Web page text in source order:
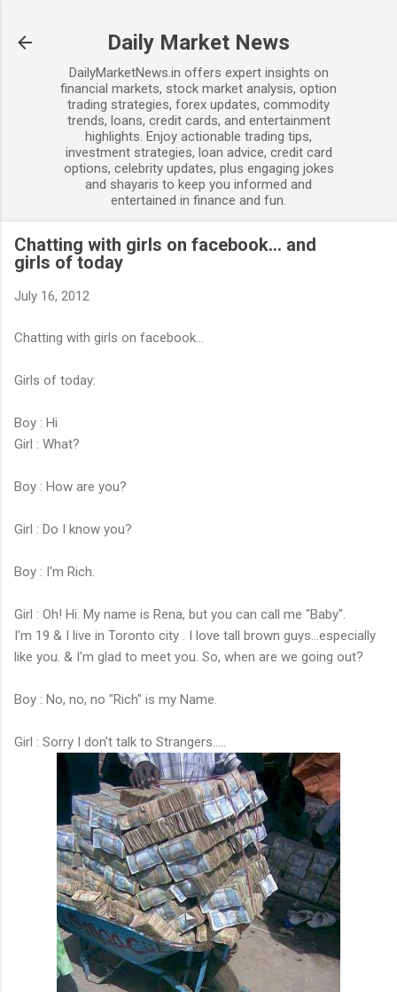
Daily Market News
DailyMarketNews.in offers expert insights on
financial markets, stock market analysis, option
trading strategies, forex updates, commodity
trends, loans, credit cards, and entertainment
highlights. Enjoy actionable trading tips,
investment strategies, loan advice, credit card
options, celebrity updates, plus engaging jokes
and shayaris to keep you informed and
entertained in finance and fun.
Chatting with girls on facebook... and
girls of today
July 16, 2012
Chatting with girls on facebook...
Girls of today:
Boy : Hi
Girl : What?
Boy : How are you?
Girl : Do I know you?
Boy : I'm Rich.
Girl : Oh! Hi. My name is Rena, but you can call me "Baby".
I'm 19 & I live in Toronto city . I love tall brown guys...especially
like you. & I'm glad to meet you. So, when are we going out?
Boy : No, no, no "Rich" is my Name.
Girl : Sorry I don't talk to Strangers.....